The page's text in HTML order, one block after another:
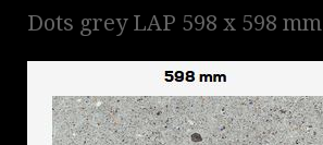
Dots grey LAP 598 x 598 mm